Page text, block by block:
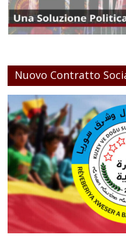
Nuovo Contratto